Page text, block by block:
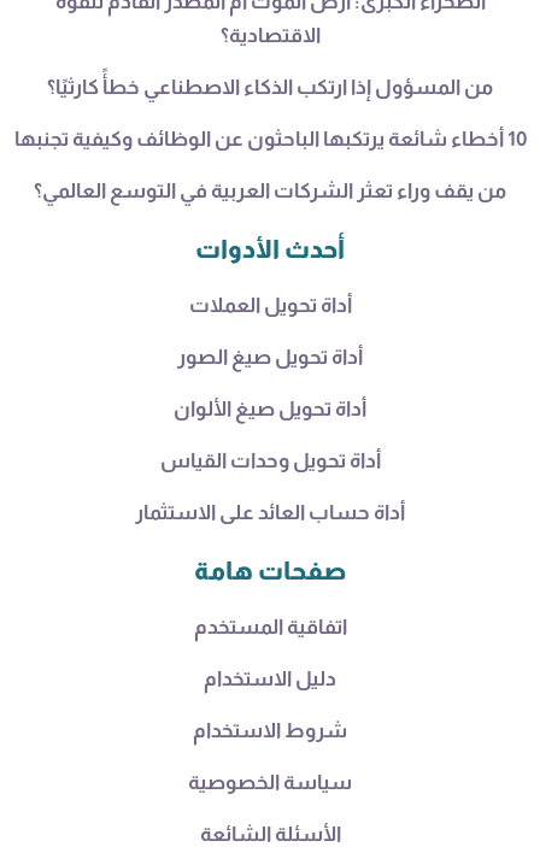
الاقتصادية؟
من المسؤول إذا ارتكب الذكاء الاصطناعي خطأً كارثيًا؟
10 أخطاء شائعة يرتكبها الباحثون عن الوظائف وكيفية تجنبها
من يقف وراء تعثر الشركات العربية في التوسع العالمي؟
أحدث الأدوات
أداة تحويل العملات
أداة تحويل صيغ الصور
أداة تحويل صيغ الألوان
أداة تحويل وحدات القياس
أداة حساب العائد على الاستثمار
صفحات هامة
اتفاقية المستخدم
دليل الاستخدام
شروط الاستخدام
سياسة الخصوصية
الأسئلة الشائعة